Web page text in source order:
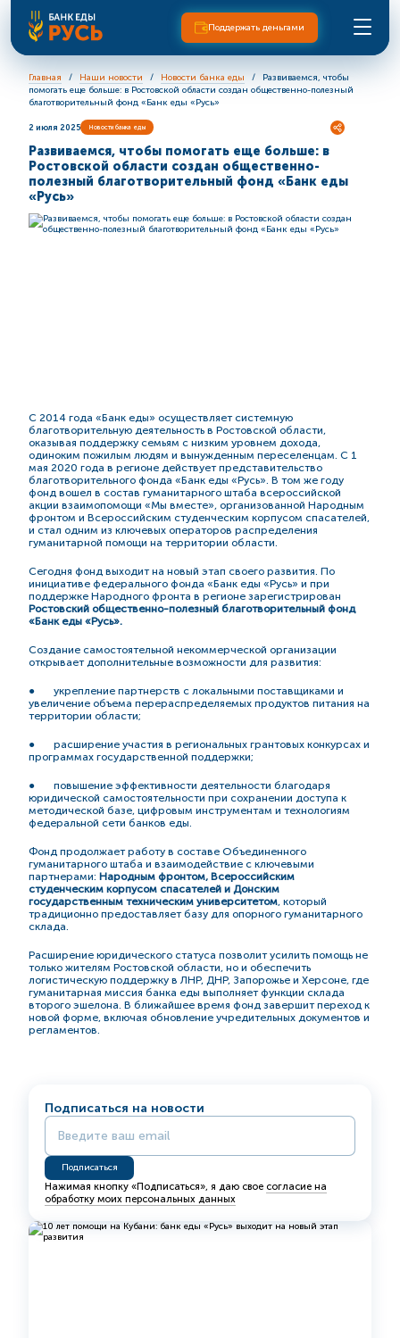
Поддержать деньгами
Главная Наши новости Новости банка еды
Развиваемся, чтобы
помогать еще больше: в Ростовской области создан общественно-полезный
благотворительный фонд «Банк еды «Русь»
2 июля 2025 Новости банка еды
Развиваемся, чтобы помогать еще больше: в
Ростовской области создан общественно-
полезный благотворительный фонд «Банк еды
«Русь»
С 2014 года «Банк еды» осуществляет системную
благотворительную деятельность в Ростовской области,
оказывая поддержку семьям с низким уровнем дохода,
одиноким пожилым людям и вынужденным переселенцам. С 1
мая 2020 года в регионе действует представительство
благотворительного фонда «Банк еды «Русь». В том же году
фонд вошел в состав гуманитарного штаба всероссийской
акции взаимопомощи «Мы вместе», организованной Народным
фронтом и Всероссийским студенческим корпусом спасателей,
и стал одним из ключевых операторов распределения
гуманитарной помощи на территории области.
Сегодня фонд выходит на новый этап своего развития. По
инициативе федерального фонда «Банк еды «Русь» и при
поддержке Народного фронта в регионе зарегистрирован
Ростовский общественно-полезный благотворительный фонд
«Банк еды «Русь».
Создание самостоятельной некоммерческой организации
открывает дополнительные возможности для развития:
● укрепление партнерств с локальными поставщиками и
увеличение объема перераспределяемых продуктов питания на
территории области;
● расширение участия в региональных грантовых конкурсах и
программах государственной поддержки;
● повышение эффективности деятельности благодаря
юридической самостоятельности при сохранении доступа к
методической базе, цифровым инструментам и технологиям
федеральной сети банков еды.
Фонд продолжает работу в составе Объединенного
гуманитарного штаба и взаимодействие с ключевыми
партнерами: Народным фронтом, Всероссийским
студенческим корпусом спасателей и Донским
государственным техническим университетом, который
традиционно предоставляет базу для опорного гуманитарного
склада.
Расширение юридического статуса позволит усилить помощь не
только жителям Ростовской области, но и обеспечить
логистическую поддержку в ЛНР, ДНР, Запорожье и Херсоне, где
гуманитарная миссия банка еды выполняет функции склада
второго эшелона. В ближайшее время фонд завершит переход к
новой форме, включая обновление учредительных документов и
регламентов.
Подписаться на новости
Нажимая кнопку «Подписаться», я даю свое согласие на
обработку моих персональных данных